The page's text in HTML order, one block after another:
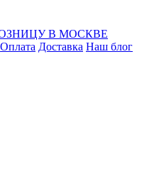
В МОСКВЕ
Оплата Доставка Наш блог